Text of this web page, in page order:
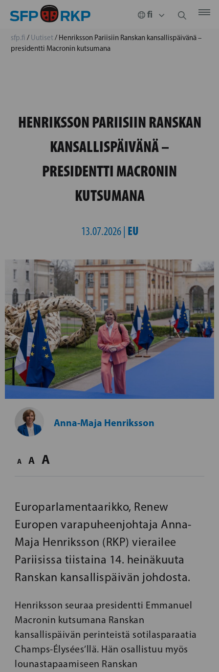
sfp.fi / Uutiset/ Henriksson Pariisiin Ranskan kansallispäivänä –
presidentti Macronin kutsumana
HENRIKSSON PARIISIIN RANSKAN
KANSALLISPÄIVÄNÄ –
PRESIDENTTI MACRONIN
KUTSUMANA
13.07.2026 | EU
Anna-Maja Henriksson
A A A
Europarlamentaarikko, Renew
Europen varapuheenjohtaja Anna-
Maja Henriksson (RKP) vierailee
Pariisissa tiistaina 14. heinäkuuta
Ranskan kansallispäivän johdosta.
Henriksson seuraa presidentti Emmanuel
Macronin kutsumana Ranskan
kansallispäivän perinteistä sotilasparaatia
Champs-Élysées’llä. Hän osallistuu myös
lounastapaamiseen Ranskan